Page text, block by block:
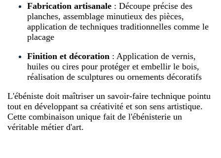
Fabrication artisanale : Découpe précise des
planches, assemblage minutieux des pièces,
application de techniques traditionnelles comme le
placage
Finition et décoration : Application de vernis,
huiles ou cires pour protéger et embellir le bois,
réalisation de sculptures ou ornements décoratifs
L'ébéniste doit maîtriser un savoir-faire technique pointu
tout en développant sa créativité et son sens artistique.
Cette combinaison unique fait de l'ébénisterie un
véritable métier d'art.